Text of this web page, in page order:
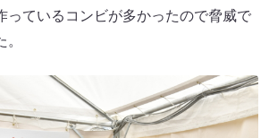
っているコンビが多かったので脅威で